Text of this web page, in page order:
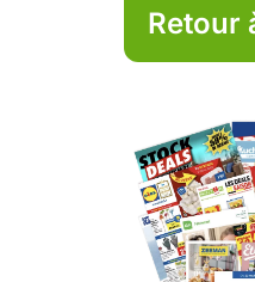
Retour